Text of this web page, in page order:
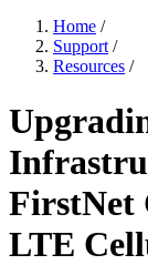
Home /
Support /
Resources /
FirstNet
LTE